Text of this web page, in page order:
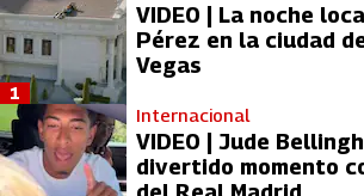
VIDEO | La noche
Pérez en la ciudad
Vegas
1
Internacional
VIDEO | Jude
divertido momento